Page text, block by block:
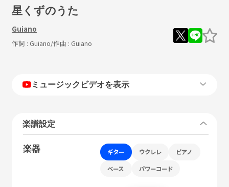
星くずのうた
Guiano
作詞 : Guiano/作曲 : Guiano
ミュージックビデオを表示
楽譜設定
楽器 ギター ウクレレ ピアノ
ベース パワーコード